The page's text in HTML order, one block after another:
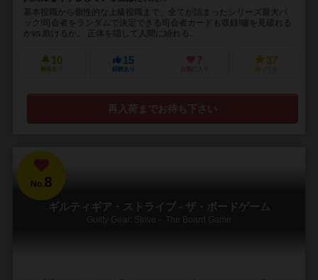
基本役職から個性的な上級役職まで、全てが詰まったシリーズ最大パ
ック!司会者をランダムで決定できる司会者カードも収録!噓を見破れる
かvs.欺けるか。 正体を隠して人間に紛れる...
10
興味あり
15
経験あり
7
お気に入り
37
持ってる
再入荷までお待ち下さい
No.8
ギルティギア・ストライブ - ザ・ボードゲーム
Guilty Gear: Strive – The Board Game